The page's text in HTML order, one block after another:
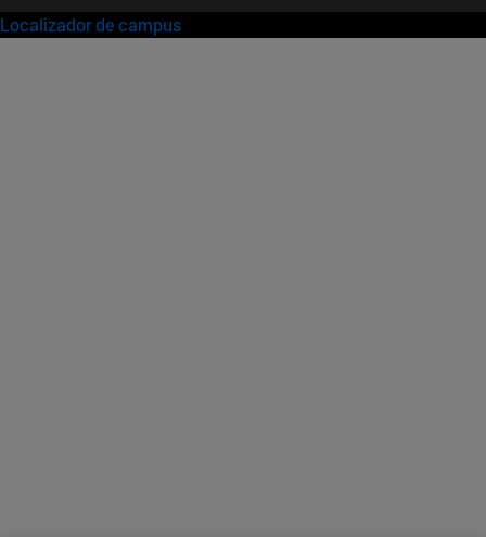
Localizador de campus